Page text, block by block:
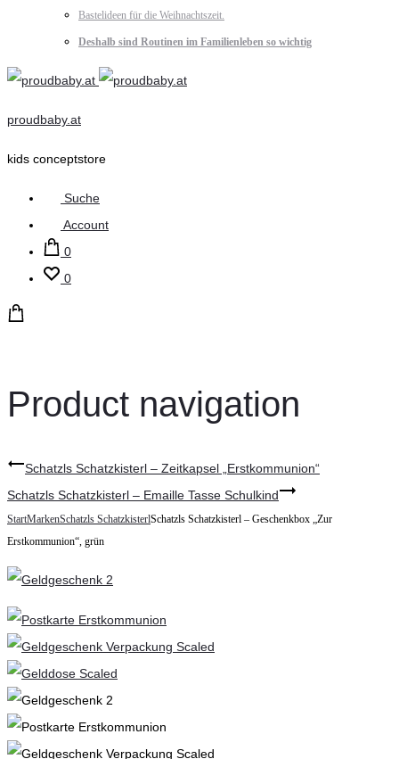
Bastelideen für die Weihnachtszeit.
Deshalb sind Routinen im Familienleben so wichtig
proudbaby.at
kids conceptstore
Suche
Account
0
0
Product navigation
Schatzls Schatzkisterl – Zeitkapsel „Erstkommunion“
Schatzls Schatzkisterl – Emaille Tasse Schulkind
StartMarkenSchatzls SchatzkisterlSchatzls Schatzkisterl – Geschenkbox „Zur
Erstkommunion“, grün